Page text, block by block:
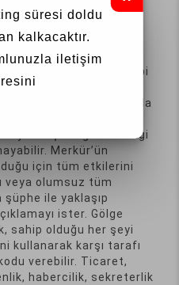
düşük olabilir. Bilgi
konuda bilgi sahibi
çevresi ile
hızlı düşünür, konudan
birkaç işle uğraşmak gibi
aldığı tüm bilgiler
bir yapı verir. Çok fazla
almaya çalışması
çok ilgilenmediği
Merkür’ün
için tüm etkilerini
veya olumsuz tüm
ile yaklaşıp
ister. Gölge
sahip olduğu her şeyi
kullanarak karşı tarafı
verebilir. Ticaret,
habercilik, sekreterlik
süresi doldu
kalkacaktır.
iletişim